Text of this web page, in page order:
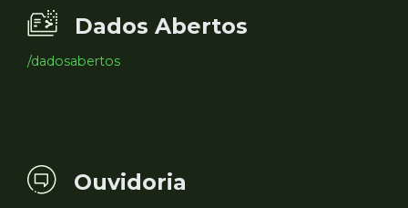
Dados Abertos
/dadosabertos
Ouvidoria